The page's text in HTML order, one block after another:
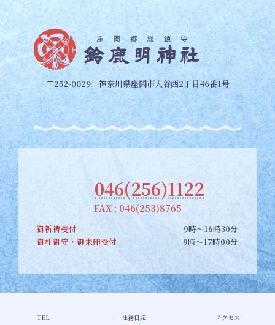
〒252-0029 神奈川県座間市入谷西2丁目46番1号
046(256)1122
FAX : 046(253)8765
御祈祷受付
御札御守・御朱印受付
9時～16時30分
9時～17時00分
TEL 社務日記 アクセス